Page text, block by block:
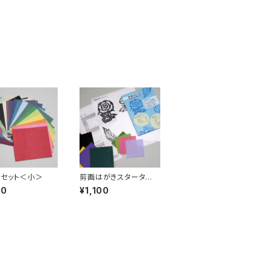
ット＜小＞
剪画はがきスターター
キット
¥1,100